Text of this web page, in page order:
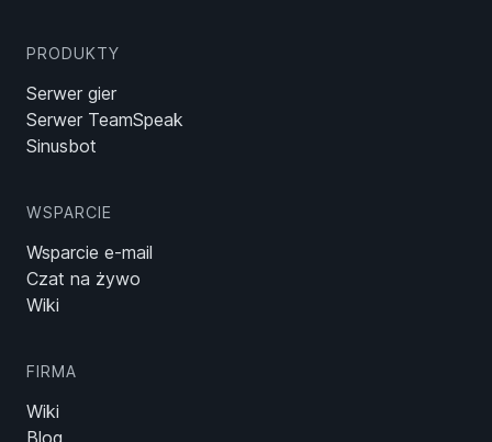
PRODUKTY
Serwer gier
Serwer TeamSpeak
Sinusbot
WSPARCIE
Wsparcie e-mail
Czat na żywo
Wiki
FIRMA
Wiki